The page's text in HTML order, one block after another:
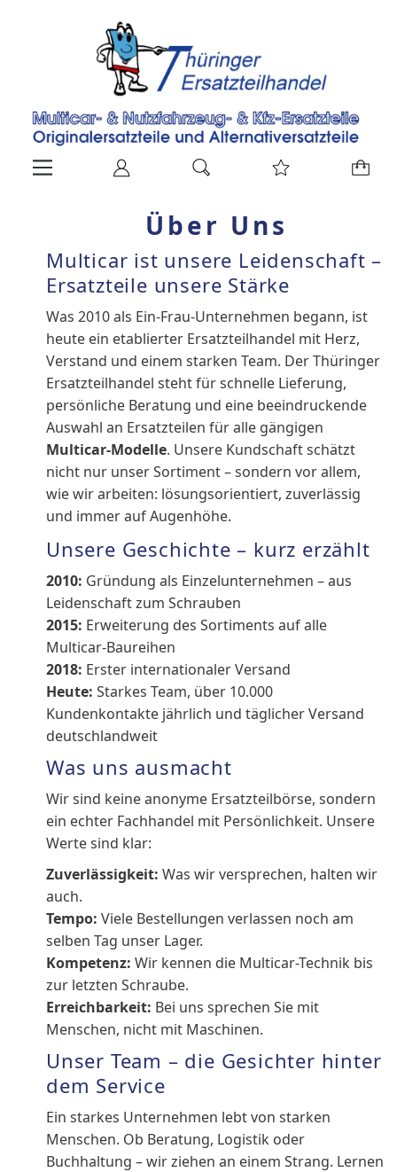
Über Uns
Multicar ist unsere Leidenschaft –
Ersatzteile unsere Stärke
Was 2010 als Ein-Frau-Unternehmen begann, ist
heute ein etablierter Ersatzteilhandel mit Herz,
Verstand und einem starken Team. Der Thüringer
Ersatzteilhandel steht für schnelle Lieferung,
persönliche Beratung und eine beeindruckende
Auswahl an Ersatzteilen für alle gängigen
Multicar-Modelle. Unsere Kundschaft schätzt
nicht nur unser Sortiment – sondern vor allem,
wie wir arbeiten: lösungsorientiert, zuverlässig
und immer auf Augenhöhe.
Unsere Geschichte – kurz erzählt
2010: Gründung als Einzelunternehmen – aus
Leidenschaft zum Schrauben
2015: Erweiterung des Sortiments auf alle
Multicar-Baureihen
2018: Erster internationaler Versand
Heute: Starkes Team, über 10.000
Kundenkontakte jährlich und täglicher Versand
deutschlandweit
Was uns ausmacht
Wir sind keine anonyme Ersatzteilbörse, sondern
ein echter Fachhandel mit Persönlichkeit. Unsere
Werte sind klar:
Zuverlässigkeit: Was wir versprechen, halten wir
auch.
Tempo: Viele Bestellungen verlassen noch am
selben Tag unser Lager.
Kompetenz: Wir kennen die Multicar-Technik bis
zur letzten Schraube.
Erreichbarkeit: Bei uns sprechen Sie mit
Menschen, nicht mit Maschinen.
Unser Team – die Gesichter hinter
dem Service
Ein starkes Unternehmen lebt von starken
Menschen. Ob Beratung, Logistik oder
Buchhaltung – wir ziehen an einem Strang. Lernen